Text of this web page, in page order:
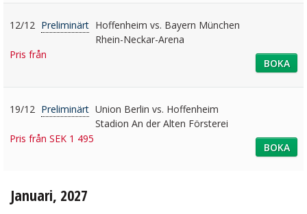
12/12 Preliminärt Hoffenheim vs. Bayern München
Rhein-Neckar-Arena
Pris från
BOKA
19/12 Preliminärt Union Berlin vs. Hoffenheim
Stadion An der Alten Försterei
Pris från SEK 1 495
BOKA
Januari, 2027